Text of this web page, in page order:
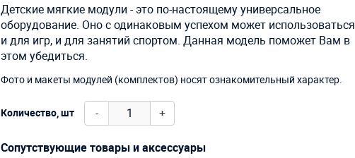
Детские мягкие модули - это по-настоящему универсальное
оборудование. Оно с одинаковым успехом может использоваться
и для игр, и для занятий спортом. Данная модель поможет Вам в
этом убедиться.
Фото и макеты модулей (комплектов) носят ознакомительный характер.
Количество, шт - +
Сопутствующие товары и аксессуары